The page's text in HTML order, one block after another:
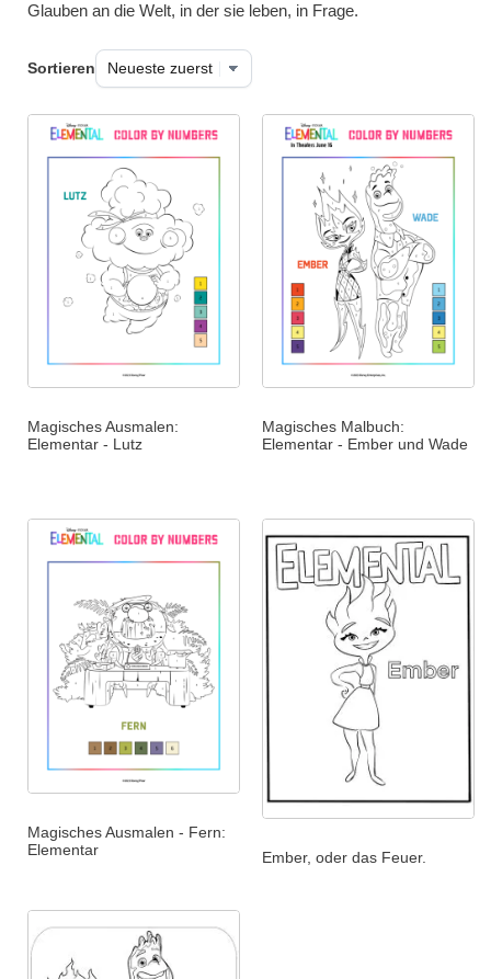
Glauben an die Welt, in der sie leben, in Frage.
Sortieren
Magisches Ausmalen:
Elementar - Lutz
Magisches Malbuch:
Elementar - Ember und Wade
Magisches Ausmalen - Fern:
Elementar
Ember, oder das Feuer.